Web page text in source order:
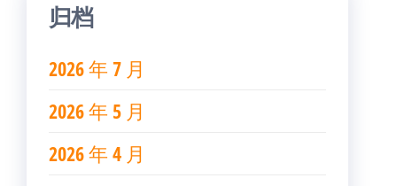
归档
2026 年 7 月
2026 年 5 月
2026 年 4 月